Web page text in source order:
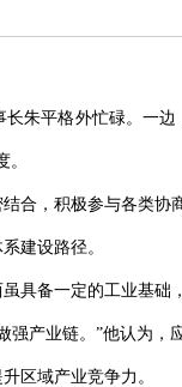
朱平格外忙碌。一
合，积极参与各类
建设路径。
具备一定的工业基
产业链。”他认为
区域产业竞争力。